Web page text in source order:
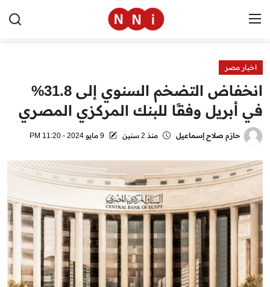
الرئيسية
اخبار مصر
العالم
مال وأعمال
تقنية
التعليم
منوعات
اخبار مصر
انخفاض التضخم السنوي إلى 31.8%
في أبريل وفقًا للبنك المركزي المصري
حازم صلاح إسماعيل منذ 2 سنين 9 مايو 2024 - 11:20 PM